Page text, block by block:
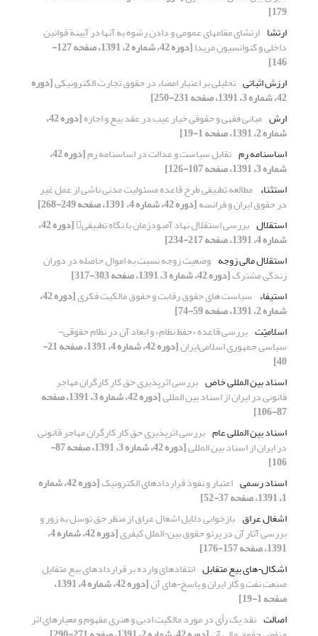
179]
ارتشا ارتشای مقامهای عمومی و دادن رشوه به آنها در آیینة قوانین
داخلی و کنوانسیون مریدا [دوره 42، شماره 2، 1391، صفحه 127-
146]
ارزش اثباتی تحلیلی بر اعتبار امضاء در حقوق تجارت الکترونیکی[دوره
42، شماره 3، 1391، صفحه 231-250]
ارش مبانی فقهی و حقوقی خیار عیب در عقد بیع و اجاره [دوره 42،
شماره 2، 1391، صفحه 1-19]
اساسنامه رم تقابل سیاست و عدالت در اساسنامه رم [دوره 42،
شماره 3، 1391، صفحه 107-126]
استثناء مطالعه تطبیقی طرح قاعده مسئولیت مدنی ناشی از عمل غیر
در حقوق ایران و فرانسه[دوره 42، شماره 4، 1391، صفحه 249-268]
استقلال بررسی استقلال نهاد آمبودزمان با نگاه تطبیقی [دوره 42،
شماره 4، 1391، صفحه 217-234]
استقلال مالی زوجه وضعیت زوجه نسبت به اموال حاصله در دوران
زندگی مشترک[دوره 42، شماره 3، 1391، صفحه 303-317]
استیفاء سیاست های حقوق رقابت و حقوق مالکیت فکری [دوره 42،
شماره 2، 1391، صفحه 59-74]
اسلامیّت بررسی قاعده «حفظ نظام» و ابعاد آن در نظام حقوقی-
سیاسی جمهوری اسلامی‌ایران [دوره 42، شماره 4، 1391، صفحه 21-
40]
اسناد بین المللی خاص بررسی اثرپذیری حق کارِ کارگران مهاجرِ
قانونی در ایران از اسناد بین المللی [دوره 42، شماره 3، 1391، صفحه
87-106]
اسناد بین المللی عام بررسی اثرپذیری حق کارِ کارگران مهاجرِ قانونی
در ایران از اسناد بین المللی [دوره 42، شماره 3، 1391، صفحه 87-
106]
اسناد رسمی اعتبار و نفوذ قراردادهای الکترونیک [دوره 42، شماره
1، 1391، صفحه 37-52]
اشغال عراق بازخوانی دلایل اشغال عراق از منظر حق توسل به زور و
بررسی آثار آن در پرتو حقوق بین¬الملل کیفری [دوره 42، شماره 4،
1391، صفحه 157-176]
اشکال¬های بیع متقابل انتقادهای وارده بر قراردادهای بیع متقابل
صنعت نفت و گاز ایران و پاسخ¬های آن [دوره 42، شماره 4، 1391،
صفحه 1-19]
اصالت نقد یک رأی در مورد مالکیت ادبی و هنری مفهوم و معیارهای اثر